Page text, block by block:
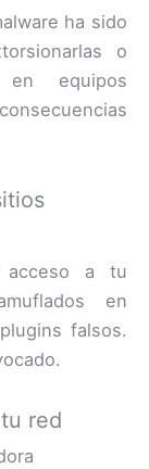
ha sido
o
en equipos
acceso a tu
en
falsos.
red